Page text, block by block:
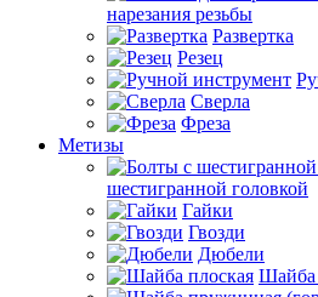
нарезания резьбы
Развертка
Резец
Сверла
Фреза
Метизы
шестигранной головкой
Гайки
Гвозди
Дюбели
Шайба